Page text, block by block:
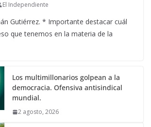
El Independiente
Gutiérrez. * Importante destacar cuál
que tenemos en la materia de la
Los multimillonarios golpean a la
democracia. Ofensiva antisindical
mundial.
2 agosto, 2026